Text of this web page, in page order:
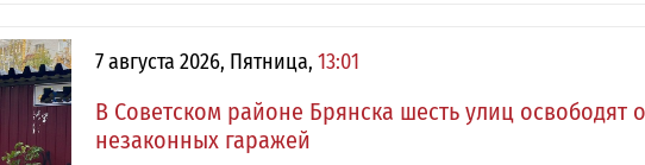
7 августа 2026, Пятница, 13:01
В Советском районе Брянска шесть улиц освободят
незаконных гаражей